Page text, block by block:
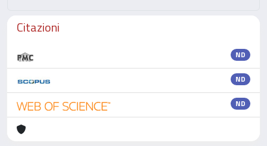
Citazioni
ND
ND
ND